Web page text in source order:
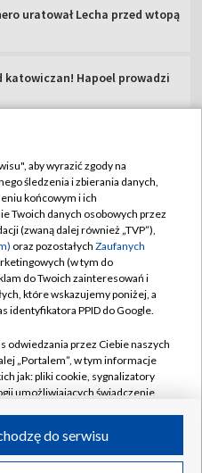
uratował Lecha przed wtopą
katowiczan! Hapoel prowadzi
TVP
TVP
w TVP
przetargowe
Telewizyjna
TVP
zgody
reklamy
Akcyjna w likwidacji
aby wyrazić zgody na
śledzenia i zbierania danych,
końcowym i ich
Twoich danych osobowych przez
(zwaną dalej również „TVP”),
oraz pozostałych Zaufanych
(w tym do
do Twoich zainteresowań i
które wskazujemy poniżej, a
identyfikatora PPID do Google.
odwiedzania przez Ciebie naszych
„Portalem”, w tym informacje
jak: pliki cookie, sygnalizatory
umożliwiających świadczenie
do serwisu